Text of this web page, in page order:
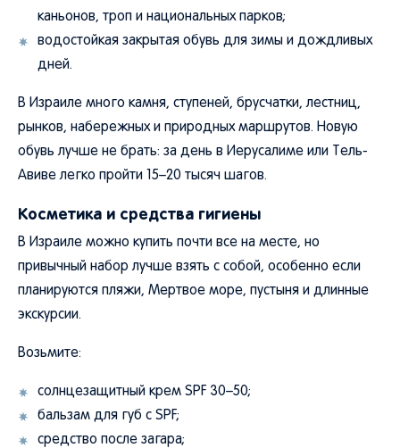
каньонов, троп и национальных парков;
водостойкая закрытая обувь для зимы и дождливых
дней.
В Израиле много камня, ступеней, брусчатки, лестниц,
рынков, набережных и природных маршрутов. Новую
обувь лучше не брать: за день в Иерусалиме или Тель-
Авиве легко пройти 15–20 тысяч шагов.
Косметика и средства гигиены
В Израиле можно купить почти все на месте, но
привычный набор лучше взять с собой, особенно если
планируются пляжи, Мертвое море, пустыня и длинные
экскурсии.
Возьмите:
солнцезащитный крем SPF 30–50;
бальзам для губ с SPF;
средство после загара;